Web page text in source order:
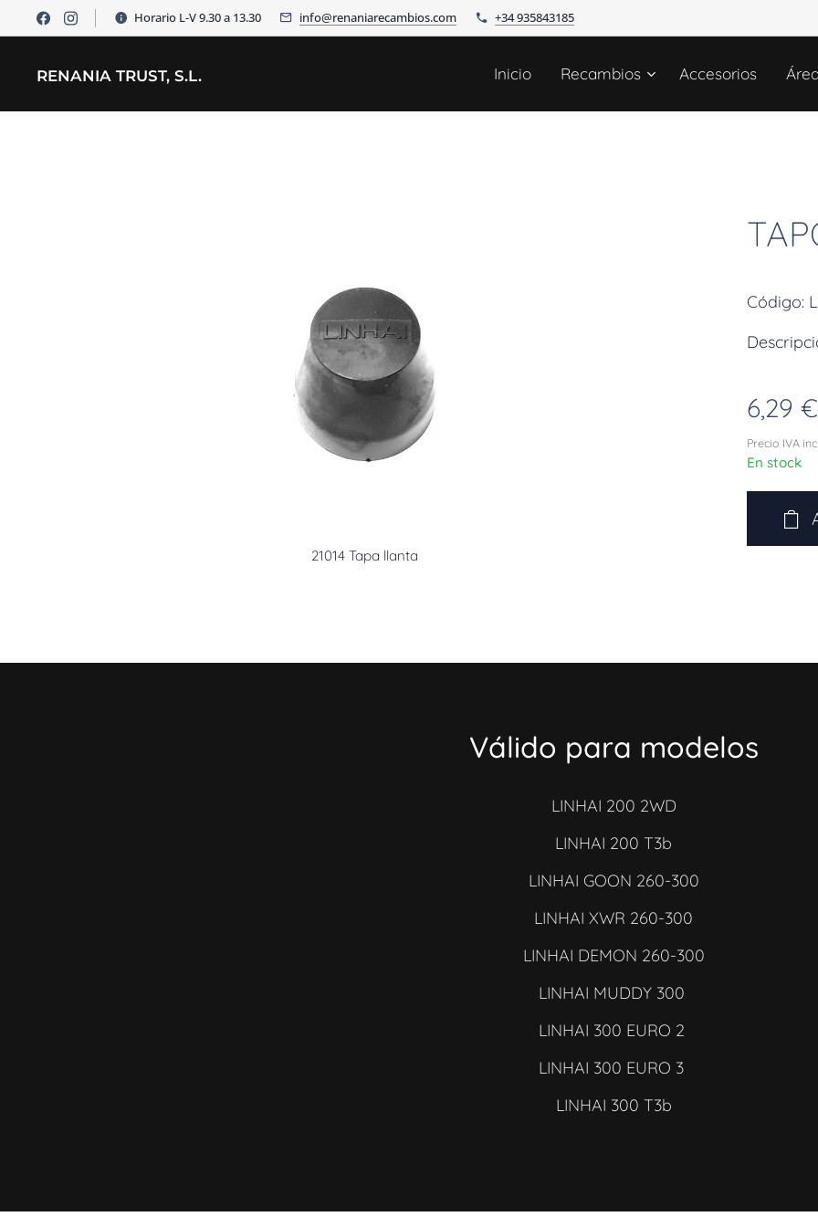
Horario L-V 9.30 a 13.30 info@renaniarecambios.com +34 935843185
RENANIA TRUST, S.L. Inicio Recambios Accesorios
21014 Tapa llanta
Código:
6,29 €
Precio IVA
En stock
Válido para modelos
LINHAI 200 2WD
LINHAI 200 T3b
LINHAI GOON 260-300
LINHAI XWR 260-300
LINHAI DEMON 260-300
LINHAI MUDDY 300
LINHAI 300 EURO 2
LINHAI 300 EURO 3
LINHAI 300 T3b